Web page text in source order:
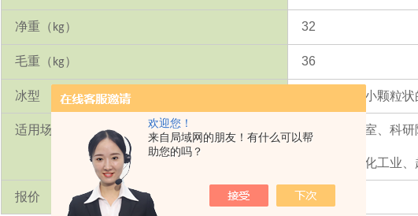
欢迎您！
来自局域网的朋友！有什么可以帮
助您的吗？
净重 （ kg） 32
毛重 （ kg） 36
冰型 不规则的细小颗粒
适用场合 大学、实验室、科研
单位、制药化工业
报价 9800